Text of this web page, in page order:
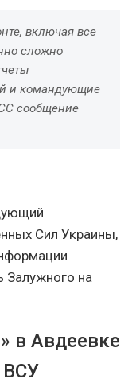
включая все
сложно
и командующие
сообщение
Сил Украины,
Залужного на
в Авдеевке
ВСУ